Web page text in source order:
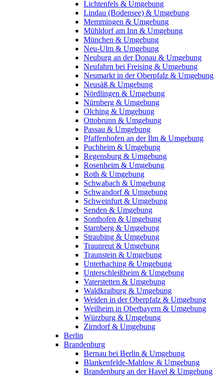
Lichtenfels & Umgebung
Lindau (Bodensee) & Umgebung
Memmingen & Umgebung
Mühldorf am Inn & Umgebung
München & Umgebung
Neu-Ulm & Umgebung
Neuburg an der Donau & Umgebung
Neufahrn bei Freising & Umgebung
Neumarkt in der Oberpfalz & Umgebung
Neusäß & Umgebung
Nördlingen & Umgebung
Nürnberg & Umgebung
Olching & Umgebung
Ottobrunn & Umgebung
Passau & Umgebung
Pfaffenhofen an der Ilm & Umgebung
Puchheim & Umgebung
Regensburg & Umgebung
Rosenheim & Umgebung
Roth & Umgebung
Schwabach & Umgebung
Schwandorf & Umgebung
Schweinfurt & Umgebung
Senden & Umgebung
Sonthofen & Umgebung
Starnberg & Umgebung
Straubing & Umgebung
Traunreut & Umgebung
Traunstein & Umgebung
Unterhaching & Umgebung
Unterschleißheim & Umgebung
Vaterstetten & Umgebung
Waldkraiburg & Umgebung
Weiden in der Oberpfalz & Umgebung
Weilheim in Oberbayern & Umgebung
Würzburg & Umgebung
Zirndorf & Umgebung
Berlin
Brandenburg
Bernau bei Berlin & Umgebung
Blankenfelde-Mahlow & Umgebung
Brandenburg an der Havel & Umgebung